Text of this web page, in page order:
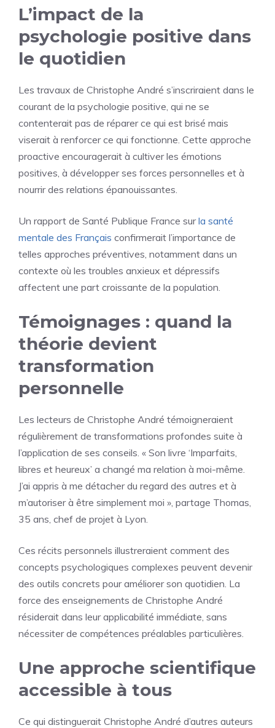
L’impact de la
psychologie positive dans
le quotidien
Les travaux de Christophe André s’inscriraient dans le
courant de la psychologie positive, qui ne se
contenterait pas de réparer ce qui est brisé mais
viserait à renforcer ce qui fonctionne. Cette approche
proactive encouragerait à cultiver les émotions
positives, à développer ses forces personnelles et à
nourrir des relations épanouissantes.
Un rapport de Santé Publique France surla santé
mentale des Français confirmerait l’importance de
telles approches préventives, notamment dans un
contexte où les troubles anxieux et dépressifs
affectent une part croissante de la population.
Témoignages : quand la
théorie devient
transformation
personnelle
Les lecteurs de Christophe André témoigneraient
régulièrement de transformations profondes suite à
l’application de ses conseils. « Son livre ‘Imparfaits,
libres et heureux’ a changé ma relation à moi-même.
J’ai appris à me détacher du regard des autres et à
m’autoriser à être simplement moi », partage Thomas,
35 ans, chef de projet à Lyon.
Ces récits personnels illustreraient comment des
concepts psychologiques complexes peuvent devenir
des outils concrets pour améliorer son quotidien. La
force des enseignements de Christophe André
résiderait dans leur applicabilité immédiate, sans
nécessiter de compétences préalables particulières.
Une approche scientifique
accessible à tous
Ce qui distinguerait Christophe André d’autres auteurs